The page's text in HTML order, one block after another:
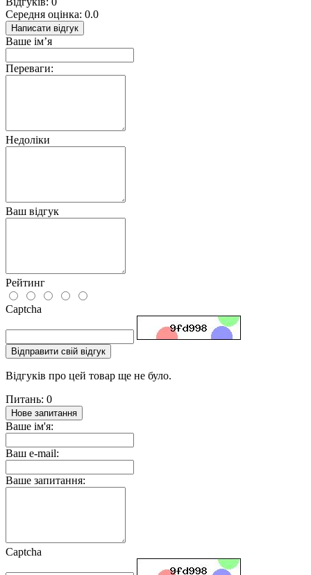
Середня оцінка: 0.0
Написати відгук
Ваше ім’я
Переваги:
Недоліки
Ваш відгук
Рейтинг
Captcha
Відправити свій відгук
Відгуків про цей товар ще не було.
Питань: 0
Нове запитання
Ваше ім'я:
Ваш e-mail:
Ваше запитання:
Captcha